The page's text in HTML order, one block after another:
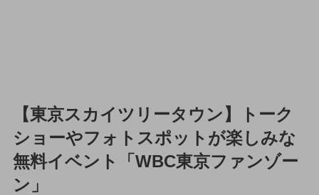
【東京スカイツリータウン】トーク
ショーやフォトスポットが楽しみな
無料イベント「WBC東京ファンゾー
ン」